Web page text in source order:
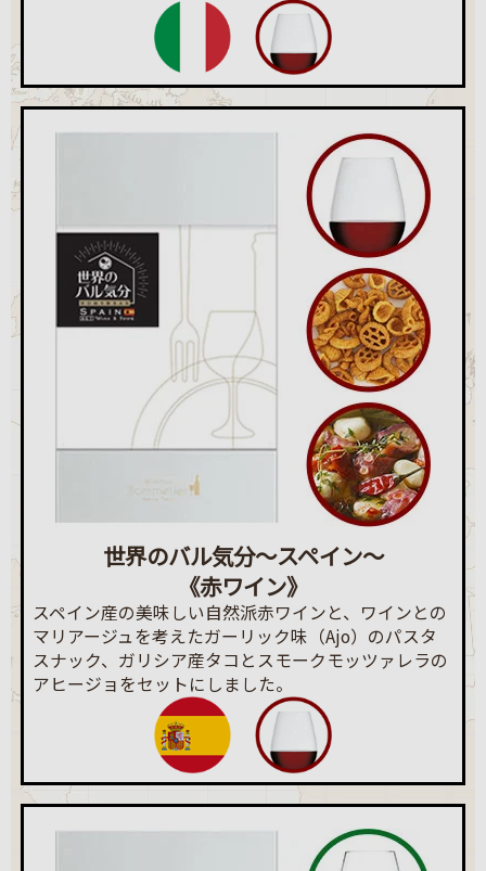
世界のバル気分～スペイン～
《赤ワイン》
スペイン産の美味しい自然派赤ワインと、ワインとの
マリアージュを考えたガーリック味（Ajo）のパスタ
スナック、ガリシア産タコとスモークモッツァレラの
アヒージョをセットにしました。